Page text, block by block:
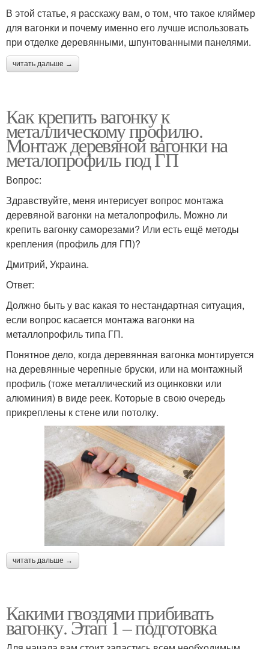
В этой статье, я расскажу вам, о том, что такое кляймер
для вагонки и почему именно его лучше использовать
при отделке деревянными, шпунтованными панелями.
читать дальше →
Как крепить вагонку к
металлическому профилю.
Монтаж деревяной вагонки на
металопрофиль под ГП
Вопрос:
Здравствуйте, меня интерисует вопрос монтажа
деревяной вагонки на металопрофиль. Можно ли
крепить вагонку саморезами? Или есть ещё методы
крепления (профиль для ГП)?
Дмитрий, Украина.
Ответ:
Должно быть у вас какая то нестандартная ситуация,
если вопрос касается монтажа вагонки на
металлопрофиль типа ГП.
Понятное дело, когда деревянная вагонка монтируется
на деревянные черепные бруски, или на монтажный
профиль (тоже металлический из оцинковки или
алюминия) в виде реек. Которые в свою очередь
прикреплены к стене или потолку.
читать дальше →
Какими гвоздями прибивать
вагонку. Этап 1 – подготовка